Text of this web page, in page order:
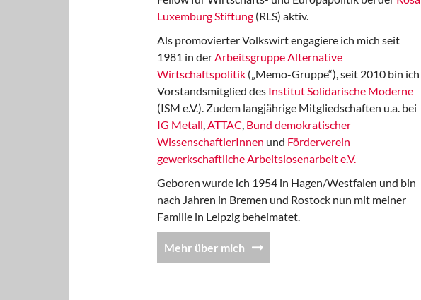
Luxemburg Stiftung (RLS) aktiv.
Als promovierter Volkswirt engagiere ich mich seit
1981 in derArbeitsgruppe Alternative
Wirtschaftspolitik („Memo-Gruppe“), seit 2010 bin ich
Vorstandsmitglied des Institut Solidarische Moderne
(ISM e.V.). Zudem langjährige Mitgliedschaften u.a. bei
IG Metall,ATTAC, Bund demokratischer
WissenschaftlerInnen und Förderverein
gewerkschaftliche Arbeitslosenarbeit e.V.
Geboren wurde ich 1954 in Hagen/Westfalen und bin
nach Jahren in Bremen und Rostock nun mit meiner
Familie in Leipzig beheimatet.
Mehr über mich